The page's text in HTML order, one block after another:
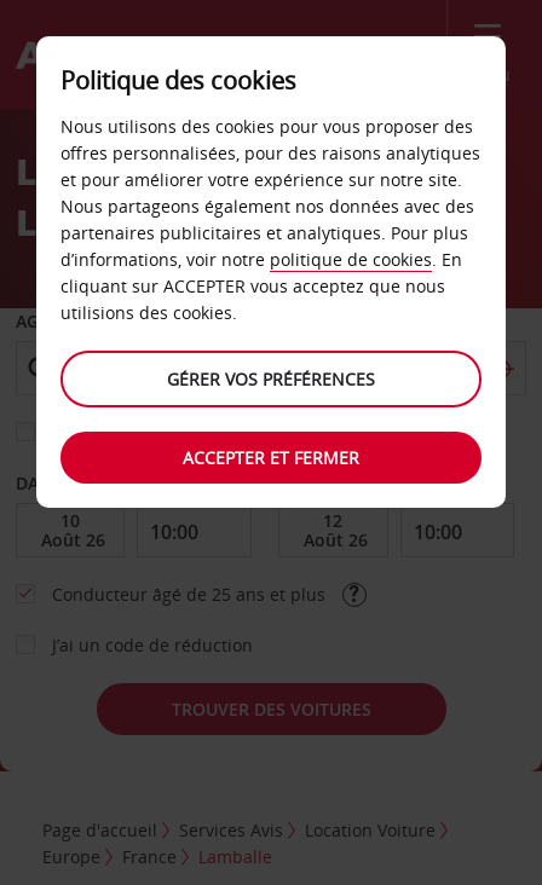
Menu
Welcome
AvisLocation de voiture
Lamballe
AGENCE DE DÉPART
Sélectionnez une autre agence de retour
DATE DE DÉBUT DATE DE FIN
Conducteur âgé de 25 ans et plus
J’ai un code de réduction
TROUVER DES VOITURES
Page d'accueil Services Avis
Location Voiture
Europe
France Lamballe
Politique des cookies
Nous utilisons des cookies pour vous proposer des
offres personnalisées, pour des raisons analytiques
et pour améliorer votre expérience sur notre site.
Nous partageons également nos données avec des
partenaires publicitaires et analytiques. Pour plus
d’informations, voir notre politique de cookies. En
cliquant sur ACCEPTER vous acceptez que nous
utilisions des cookies.
GÉRER VOS PRÉFÉRENCES
ACCEPTER ET FERMER